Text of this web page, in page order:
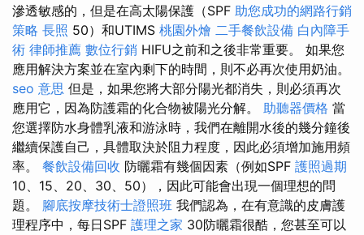
滲透敏感的，但是在高太陽保護（SPF 助您成功的網路行銷
策略 長照 50）和UTIMS 桃園外燴 二手餐飲設備 白內障手
術 律師推薦 數位行銷 HIFU之前和之後非常重要。 如果您
應用解決方案並在室內剩下的時間，則不必再次使用奶油。
seo 意思 但是，如果您將大部分陽光都消失，則必須再次
應用它，因為防護霜的化合物被陽光分解。 助聽器價格 當
您選擇防水身體乳液和游泳時，我們在離開水後的幾分鐘後
繼續保護自己，具體取決於阻力程度，因此必須增加施用頻
率。 餐飲設備回收 防曬霜有幾個因素（例如SPF 護照過期
10、15、20、30、50），因此可能會出現一個理想的問
題。 腳底按摩技術士證照班 我們認為，在有意識的皮膚護
理程序中，每日SPF 護理之家 30防曬霜很酷，您甚至可以